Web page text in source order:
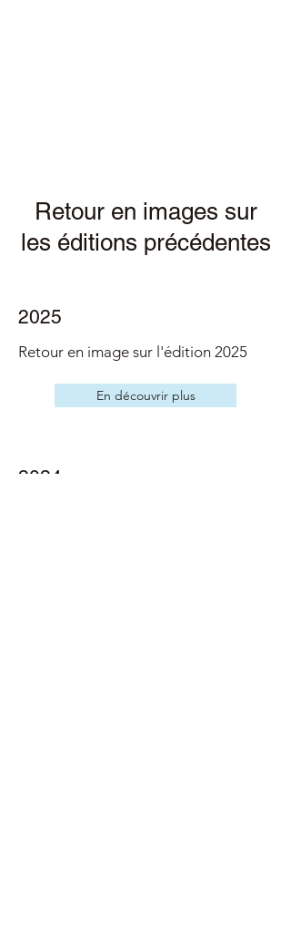
Retour en images sur
les éditions précédentes
2025
Retour en image sur l'édition 2025
En découvrir plus
2024